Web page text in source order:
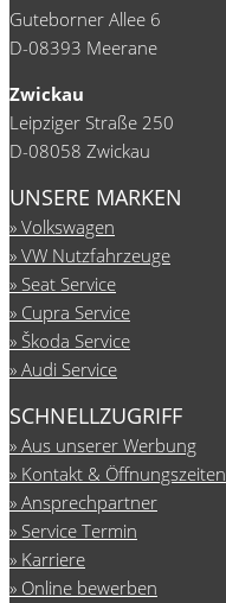
Guteborner Allee 6
D-08393 Meerane
Zwickau
Leipziger Straße 250
D-08058 Zwickau
UNSERE MARKEN
Volkswagen
VW Nutzfahrzeuge
Seat Service
Cupra Service
Škoda Service
Audi Service
SCHNELLZUGRIFF
Aus unserer Werbung
Kontakt & Öffnungszeiten
Ansprechpartner
Service Termin
Karriere
Online bewerben